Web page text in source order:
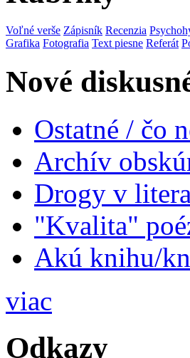
Voľné verše Zápisník Recenzia
Grafika Fotografia Text piesne Referát
Nové
Ostatné / čo
Archív
Drogy v
"Kvalita"
Akú knihu/
viac
Odkazy